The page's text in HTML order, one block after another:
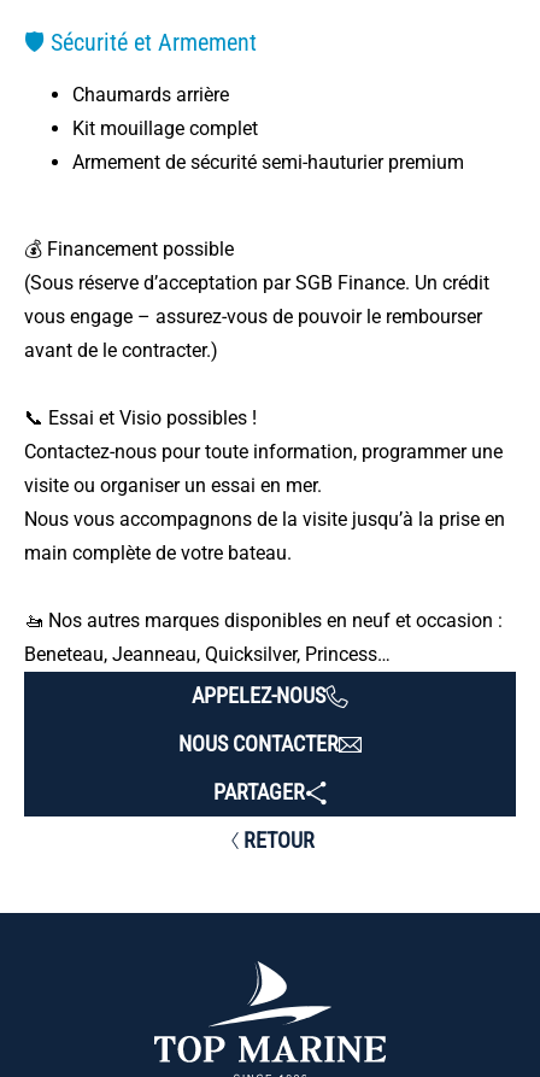
🛡️ Sécurité et Armement
Chaumards arrière
Kit mouillage complet
Armement de sécurité semi-hauturier premium
💰 Financement possible
(Sous réserve d’acceptation par SGB Finance. Un crédit
vous engage – assurez-vous de pouvoir le rembourser
avant de le contracter.)
📞 Essai et Visio possibles !
Contactez-nous pour toute information, programmer une
visite ou organiser un essai en mer.
Nous vous accompagnons de la visite jusqu’à la prise en
main complète de votre bateau.
🚤 Nos autres marques disponibles en neuf et occasion :
Beneteau, Jeanneau, Quicksilver, Princess…
RETOUR
APPELEZ-NOUS
NOUS CONTACTER
PARTAGER